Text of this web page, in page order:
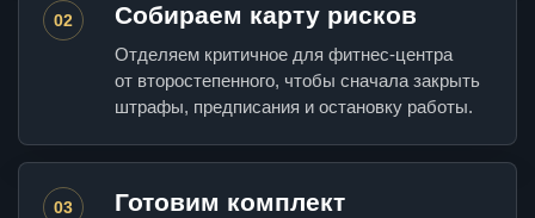
02 Собираем карту рисков
Отделяем критичное для фитнес-центра
от второстепенного, чтобы сначала закрыть
штрафы, предписания и остановку работы.
03 Готовим комплект